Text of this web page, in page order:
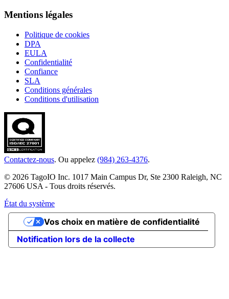
Mentions légales
Politique de cookies
DPA
EULA
Confidentialité
Confiance
SLA
Conditions générales
Conditions d'utilisation
Contactez-nous. Ou appelez (984) 263-4376.
© 2026 TagoIO Inc. 1017 Main Campus Dr, Ste 2300 Raleigh, NC
27606 USA - Tous droits réservés.
État du système
Notification lors de la collecte
Vos choix en matière de confidentialité